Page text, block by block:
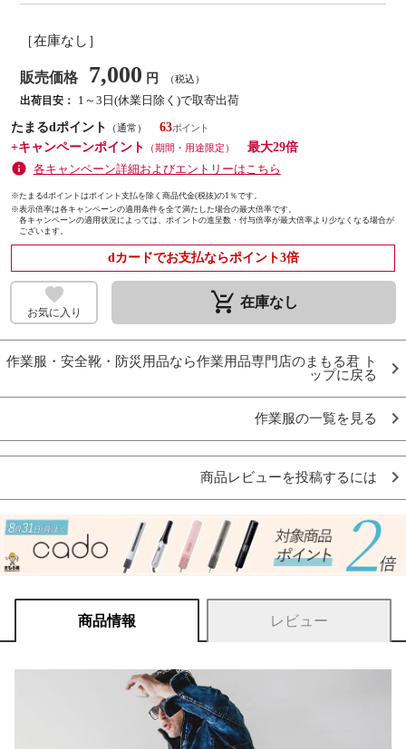
［在庫なし］
販売価格 7,000 円 （税込）
出荷目安：
1～3日(休業日除く)で取寄出荷
たまるdポイント
（通常）
63
+キャンペーンポイント
（期間・用途限定）
最大29倍
各キャンペーン詳細およびエントリーはこちら
※たまるdポイントはポイント支払を除く商品代金(税抜)の1％です。
※表示倍率は各キャンペーンの適用条件を全て満たした場合の最大倍率です。
各キャンペーンの適用状況によっては、ポイントの進呈数・付与倍率が最大倍率より少なくなる場合が
ございます。
dカードでお支払ならポイント3倍
お気に入り remove_shopping_cart 在庫なし
作業服・安全靴・防災用品なら作業用品専門店のまもる君 ト
ップに戻る
作業服の一覧を見る
商品レビューを投稿するには
商品情報 レビュー